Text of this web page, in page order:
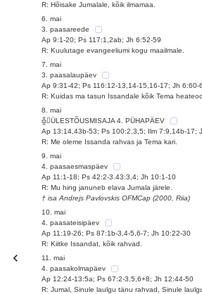
R: Hõisake Jumalale, kõik ilmamaa.
6. mai
3. paasareede
Ap 9:1-20; Ps 117:1,2ab; Jh 6:52-59
R: Kuulutage evangeeliumi kogu maailmale.
7. mai
3. paasalaupäev
Ap 9:31-42; Ps 116:12-13,14-15,16-17; Jh 6:60-
R: Kuidas ma tasun Issandale kõik Tema
8. mai
╬ÜLESTÕUSMISAJA 4. PÜHAPÄEV
Ap 13:14,43b-53; Ps 100:2,3,5; Ilm 7:9,14b-17;
R: Me oleme Issanda rahvas ja Tema kari.
9. mai
4. paasaesmaspäev
Ap 11:1-18; Ps 42:2-3.43:3,4; Jh 10:1-10
R: Mu hing januneb elava Jumala järele.
† isa Andrejs Pavlovskis OFMCap (2000, Riia)
10. mai
4. paasateisipäev
Ap 11:19-26; Ps 87:1b-3,4-5,6-7; Jh 10:22-30
R: Kiitke Issandat, kõik rahvad.
11. mai
4. paasakolmapäev
Ap 12:24-13:5a; Ps 67:2-3,5,6+8; Jh 12:44-50
R: Jumal, Sinule laulgu tänu rahvad, Sinule